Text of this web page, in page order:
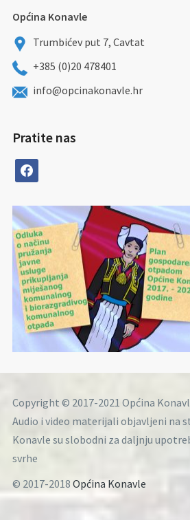
Općina Konavle
Trumbićev put 7, Cavtat
+385 (0)20 478401
info@opcinakonavle.hr
Pratite nas
facebook
Copyright © 2017-2021 Općina
Audio i video materijali objavljeni na
Konavle su slobodni za daljnju
svrhe
© 2017-2018 Općina Konavle